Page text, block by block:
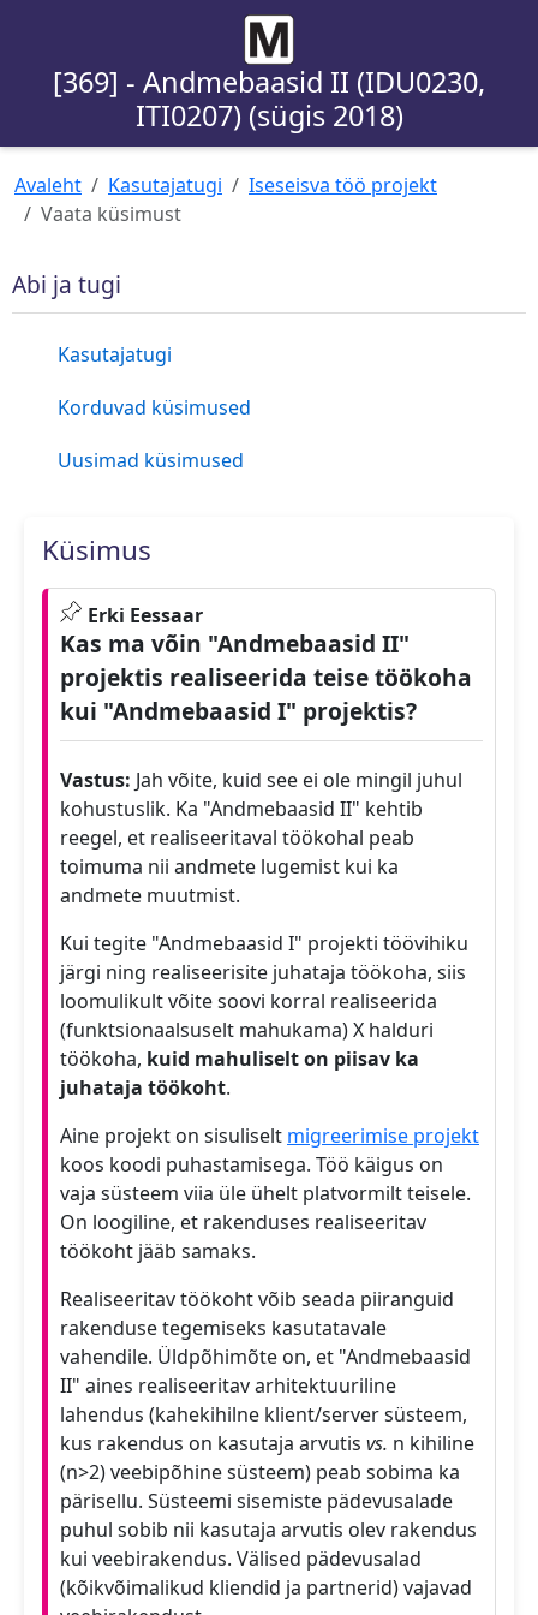
[369] - Andmebaasid II (IDU0230,
ITI0207) (sügis 2018)
Avaleht Kasutajatugi
Iseseisva töö projekt
Vaata küsimust
Abi ja tugi
Kasutajatugi
Korduvad küsimused
Uusimad küsimused
Küsimus
Erki Eessaar
Kas ma võin "Andmebaasid II"
projektis realiseerida teise töökoha
kui "Andmebaasid I" projektis?
Vastus: Jah võite, kuid see ei ole mingil juhul
kohustuslik. Ka "Andmebaasid II" kehtib
reegel, et realiseeritaval töökohal peab
toimuma nii andmete lugemist kui ka
andmete muutmist.
Kui tegite "Andmebaasid I" projekti töövihiku
järgi ning realiseerisite juhataja töökoha, siis
loomulikult võite soovi korral realiseerida
(funktsionaalsuselt mahukama) X halduri
töökoha, kuid mahuliselt on piisav ka
juhataja töökoht.
Aine projekt on sisuliselt migreerimise projekt
koos koodi puhastamisega. Töö käigus on
vaja süsteem viia üle ühelt platvormilt teisele.
On loogiline, et rakenduses realiseeritav
töökoht jääb samaks.
Realiseeritav töökoht võib seada piiranguid
rakenduse tegemiseks kasutatavale
vahendile. Üldpõhimõte on, et "Andmebaasid
II" aines realiseeritav arhitektuuriline
lahendus (kahekihilne klient/server süsteem,
kus rakendus on kasutaja arvutis vs. n kihiline
(n>2) veebipõhine süsteem) peab sobima ka
pärisellu. Süsteemi sisemiste pädevusalade
puhul sobib nii kasutaja arvutis olev rakendus
kui veebirakendus. Välised pädevusalad
(kõikvõimalikud kliendid ja partnerid) vajavad